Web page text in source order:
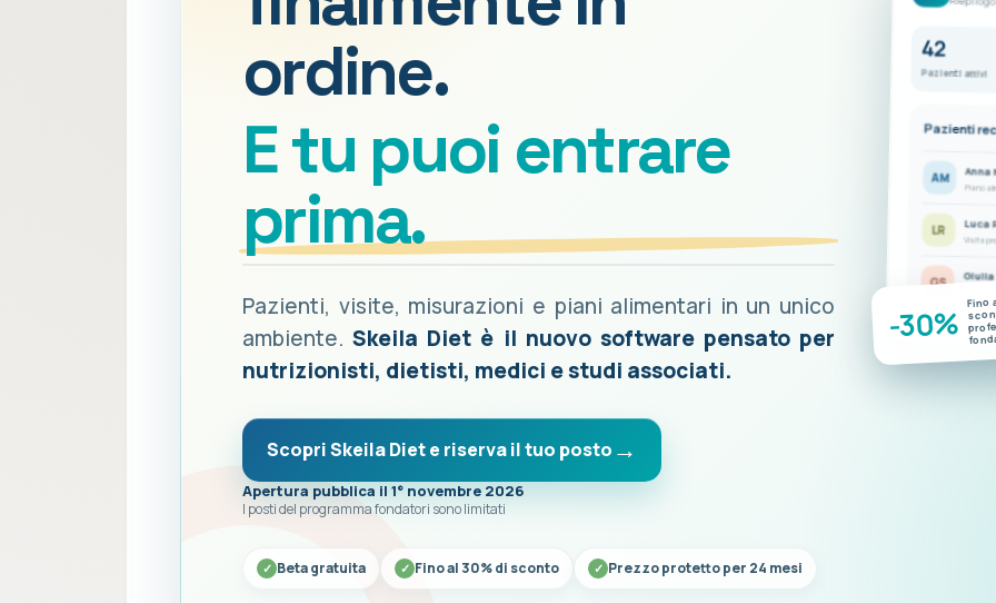
ordine.
E tu puoi entrare
prima.
Pazienti, visite, misurazioni e piani alimentari in un unico
ambiente.Skeila Diet è il nuovo software pensato per
nutrizionisti, dietisti, medici e studi associati.
Scopri Skeila Diet e riserva il tuo posto
Apertura pubblica il 1° novembre 2026
I posti del programma fondatori sono limitati
Beta gratuita Fino al 30% di sconto Prezzo protetto per 24 mesi
42
Pazienti attivi
Pazienti
AM Anna
Piano
LR Luca
Visita
GS Giulia
Nuove
-30%
Fino